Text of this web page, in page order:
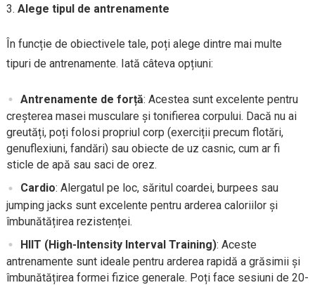
Alege tipul de antrenamente
În funcție de obiectivele tale, poți alege dintre mai multe
tipuri de antrenamente. Iată câteva opțiuni:
Antrenamente de forță: Acestea sunt excelente pentru
creșterea masei musculare și tonifierea corpului. Dacă nu ai
greutăți, poți folosi propriul corp (exerciții precum flotări,
genuflexiuni, fandări) sau obiecte de uz casnic, cum ar fi
sticle de apă sau saci de orez.
Cardio: Alergatul pe loc, săritul coardei, burpees sau
jumping jacks sunt excelente pentru arderea caloriilor și
îmbunătățirea rezistenței.
HIIT (High-Intensity Interval Training): Aceste
antrenamente sunt ideale pentru arderea rapidă a grăsimii și
îmbunătățirea formei fizice generale. Poți face sesiuni de 20-